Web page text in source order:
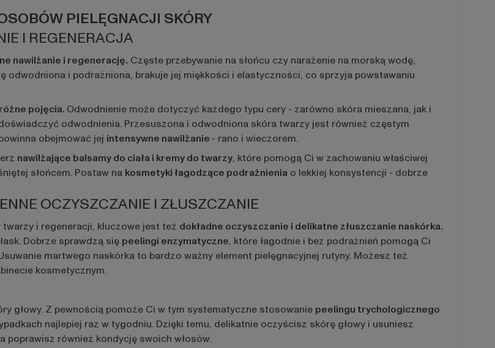
PIELĘGNACJI SKÓRY
I REGENERACJA
nawilżanie i regenerację. Częste przebywanie na słońcu czy narażenie na morską wodę,
odwodniona i podrażniona, brakuje jej miękkości i elastyczności, co sprzyja powstawaniu
pojęcia. Odwodnienie może dotyczyć każdego typu cery - zarówno skóra mieszana, jak i
odwodnienia. Przesuszona i odwodniona skóra twarzy jest również częstym
obejmować jej intensywne nawilżanie - rano i wieczorem.
nawilżające balsamy do ciała i kremy do twarzy, które pomogą Ci w zachowaniu właściwej
słońcem. Postaw na kosmetyki łagodzące podrażnienia o lekkiej konsystencji - dobrze
OCZYSZCZANIE I ZŁUSZCZANIE
i regeneracji, kluczowe jest też dokładne oczyszczanie i delikatne złuszczanie naskórka.
Dobrze sprawdzą się peelingi enzymatyczne, które łagodnie i bez podrażnień pomogą Ci
martwego naskórka to bardzo ważny element pielęgnacyjnej rutyny. Możesz też
kosmetycznym.
głowy. Z pewnością pomoże Ci w tym systematyczne stosowanie peelingu trychologicznego
najlepiej raz w tygodniu. Dzięki temu, delikatnie oczyścisz skórę głowy i usuniesz
poprawisz również kondycję swoich włosów.